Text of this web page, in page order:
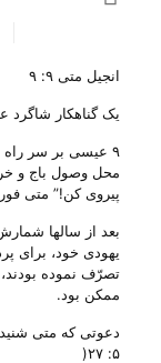
انجیل متی ۹: ۹
یک گناهکار
۹ عیسی بر سر راه
محل وصول باج و
پیروی کن!” متی
بعد از سالها
یهودی خود، برای
تصرّف نموده
ممکن بود.
دعوتی که متی شنید
۵: ۲۷(